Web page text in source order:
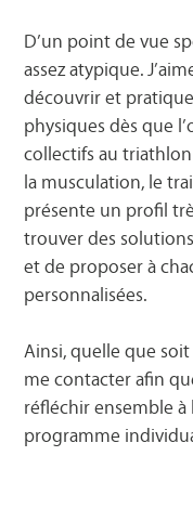
D’un point de vue
assez atypique.
découvrir et
physiques dès que
collectifs au
la musculation, le
présente un profil
trouver des
et de proposer à
personnalisées.
Ainsi, quelle que
me contacter afin
réfléchir ensemble
programme